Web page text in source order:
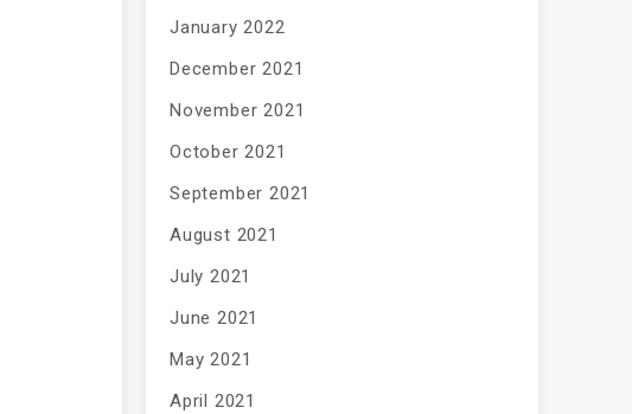
January 2022
December 2021
November 2021
October 2021
September 2021
August 2021
July 2021
June 2021
May 2021
April 2021